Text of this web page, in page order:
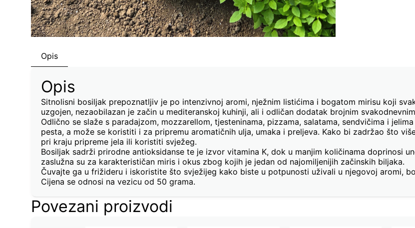
Opis
Opis
Sitnolisni bosiljak prepoznatljiv je po intenzivnoj aromi, nježnim listićima i bogatom mirisu koji
uzgojen, nezaobilazan je začin u mediteranskoj kuhinji, ali i odličan dodatak brojnim
Odlično se slaže s paradajzom, mozzarellom, tjesteninama, pizzama, salatama, sendvičima i
pesta, a može se koristiti i za pripremu aromatičnih ulja, umaka i preljeva. Kako bi zadržao što
pri kraju pripreme jela ili koristiti svježeg.
Bosiljak sadrži prirodne antioksidanse te je izvor vitamina K, dok u manjim količinama doprinosi
zaslužna su za karakterističan miris i okus zbog kojih je jedan od najomiljenijih začinskih biljaka.
Čuvajte ga u frižideru i iskoristite što svježijeg kako biste u potpunosti uživali u njegovoj aromi,
Cijena se odnosi na vezicu od 50 grama.
Povezani proizvodi